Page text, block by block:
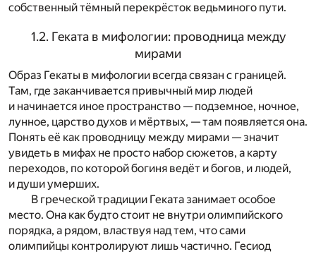
собственный тёмный перекрёсток ведьминого пути.
1.2. Геката в мифологии: проводница между
мирами
Образ Гекаты в мифологии всегда связан с границей.
Там, где заканчивается привычный мир людей
и начинается иное пространство — подземное, ночное,
лунное, царство духов и мёртвых, — там появляется она.
Понять её как проводницу между мирами — значит
увидеть в мифах не просто набор сюжетов, а карту
переходов, по которой богиня ведёт и богов, и людей,
и души умерших.
В греческой традиции Геката занимает особое
место. Она как будто стоит не внутри олимпийского
порядка, а рядом, властвуя над тем, что сами
олимпийцы контролируют лишь частично. Гесиод